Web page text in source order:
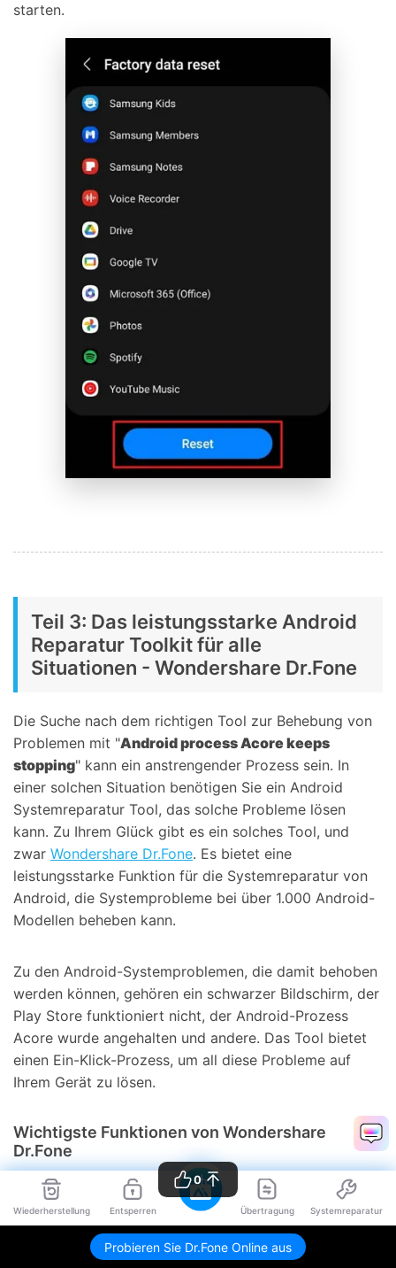
Wiederherstellung Entsperren Übertragung Systemreparatur
Probieren Sie Dr.Fone Online aus
starten.
Teil 3: Das leistungsstarke Android
Reparatur Toolkit für alle
Situationen - Wondershare Dr.Fone
Die Suche nach dem richtigen Tool zur Behebung von
Problemen mit "Android process Acore keeps
stopping" kann ein anstrengender Prozess sein. In
einer solchen Situation benötigen Sie ein Android
Systemreparatur Tool, das solche Probleme lösen
kann. Zu Ihrem Glück gibt es ein solches Tool, und
zwar Wondershare Dr.Fone. Es bietet eine
leistungsstarke Funktion für die Systemreparatur von
Android, die Systemprobleme bei über 1.000 Android-
Modellen beheben kann.
Zu den Android-Systemproblemen, die damit behoben
werden können, gehören ein schwarzer Bildschirm, der
Play Store funktioniert nicht, der Android-Prozess
Acore wurde angehalten und andere. Das Tool bietet
einen Ein-Klick-Prozess, um all diese Probleme auf
Ihrem Gerät zu lösen.
Wichtigste Funktionen von Wondershare
Dr.Fone
Wondershare Dr.Fone unterstützt alle aktuellen und
neuesten Modelle von Samsung für die
Systemreparatur, einschließlich des aktuellen
0